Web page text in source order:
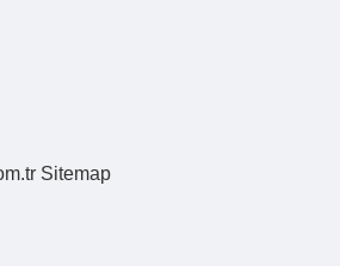
Sitemap